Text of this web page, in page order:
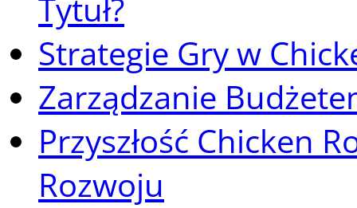
Tytuł?
Strategie Gry w
Zarządzanie
Przyszłość Chicken
Rozwoju